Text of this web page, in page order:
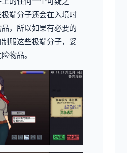
端分子还会在入境时
，所以如果有必要的
服这些极端分子，妥
物品。